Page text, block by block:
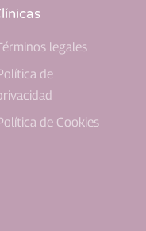
legales
de
de Cookies